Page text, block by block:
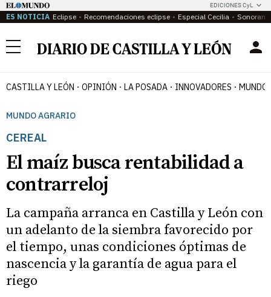
EDICIONES CyL
ES NOTICIA Eclipse Recomendaciones eclipse Especial Cecilia
Menú
CASTILLA Y LEÓN OPINIÓN LA POSADA INNOVADORES MUNDO
MUNDO AGRARIO
CEREAL
El maíz busca rentabilidad a
contrarreloj
La campaña arranca en Castilla y León con
un adelanto de la siembra favorecido por
el tiempo, unas condiciones óptimas de
nascencia y la garantía de agua para el
riego